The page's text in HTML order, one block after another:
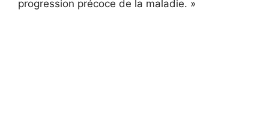
progression précoce de la maladie. »